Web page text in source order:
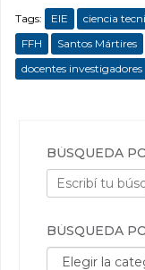
Tags: EIE ciencia
FFH
Santos Mártires
docentes investigadores
BÚSQUEDA
BÚSQUEDA
Búsqueda por